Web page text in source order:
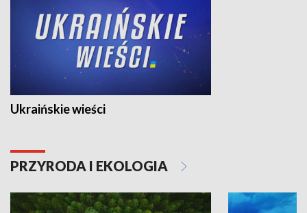
Ukraińskie wieści
PRZYRODA I EKOLOGIA